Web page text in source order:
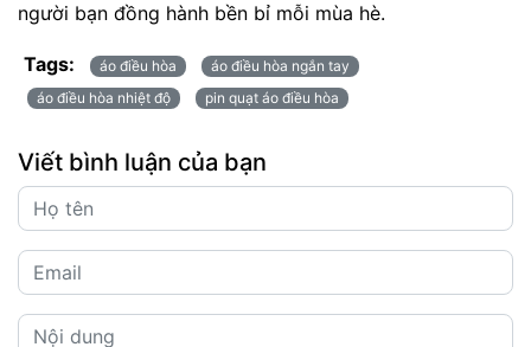
người bạn đồng hành bền bỉ mỗi mùa hè.
Tags: áo điều hòa
áo điều hòa ngắn tay
áo điều hòa nhiệt độ
pin quạt áo điều hòa
Viết bình luận của bạn